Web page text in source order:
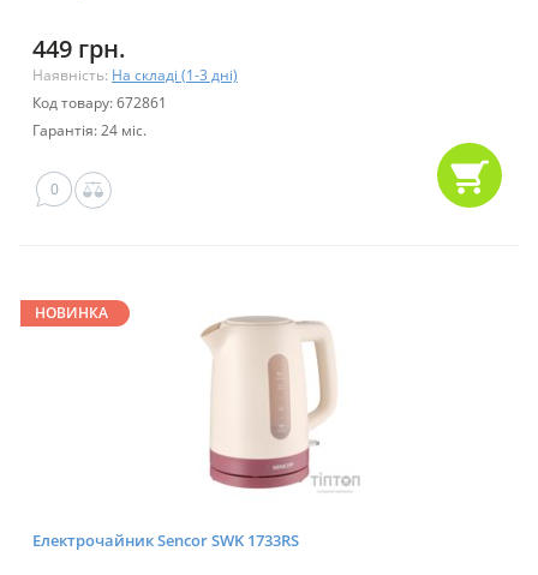
449 грн.
Наявність: На складі (1-3 дні)
Код товару: 672861
Гарантія: 24 міс.
0
НОВИНКА
Електрочайник Sencor SWK 1733RS